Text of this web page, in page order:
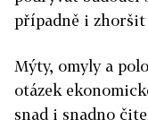
případně i
Mýty, omyly a
otázek
snad i snadno